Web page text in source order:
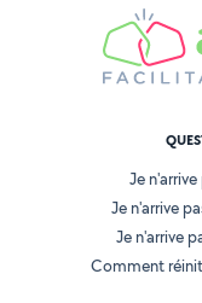
Je
Je n'arrive
Je n'arrive
Comment